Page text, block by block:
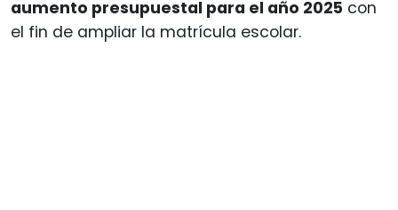
aumento presupuestal para el año 2025 con
el fin de ampliar la matrícula escolar.